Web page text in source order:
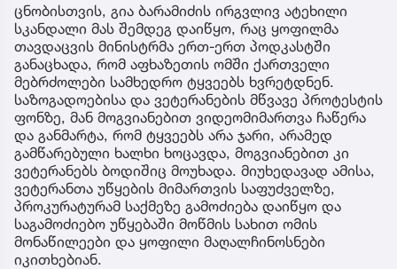
ცნობისთვის, გია ბარამიძის ირგვლივ ატეხილი
სკანდალი მას შემდეგ დაიწყო, რაც ყოფილმა
თავდაცვის მინისტრმა ერთ-ერთ პოდკასტში
განაცხადა, რომ აფხაზეთის ომში ქართველი
მებრძოლები სამხედრო ტყვეებს ხვრეტდნენ.
საზოგადოებისა და ვეტერანების მწვავე პროტესტის
ფონზე, მან მოგვიანებით ვიდეომიმართვა ჩაწერა
და განმარტა, რომ ტყვეებს არა ჯარი, არამედ
გამწარებული ხალხი ხოცავდა, მოგვიანებით კი
ვეტერანებს ბოდიშიც მოუხადა. მიუხედავად ამისა,
ვეტერანთა უწყების მიმართვის საფუძველზე,
პროკურატურამ საქმეზე გამოძიება დაიწყო და
საგამოძიებო უწყებაში მოწმის სახით ომის
მონაწილეები და ყოფილი მაღალჩინოსნები
იკითხებიან.